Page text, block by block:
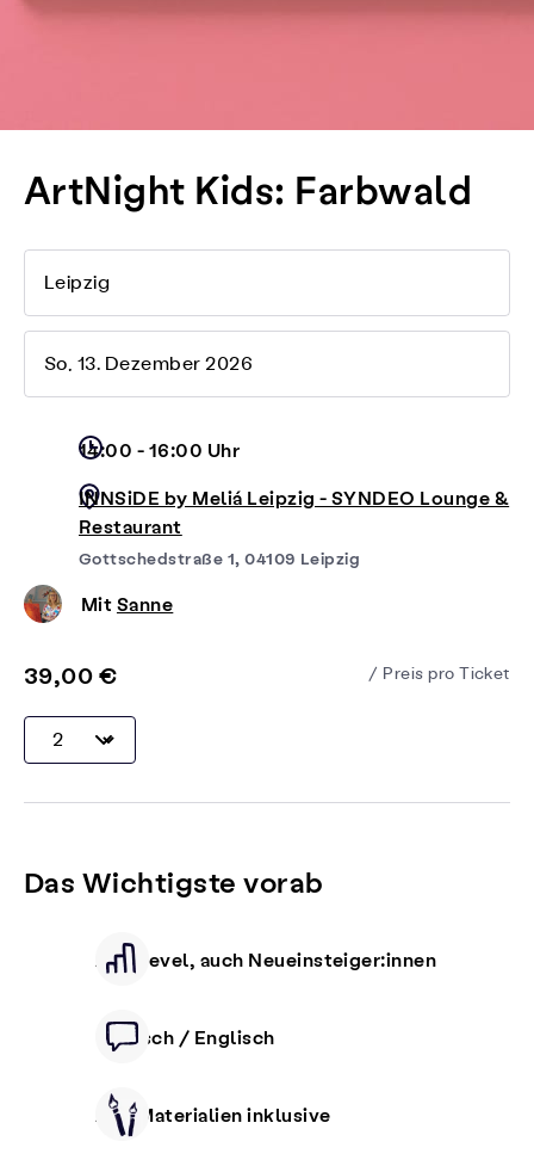
ArtNight Kids: Farbwald
Leipzig
So, 13. Dezember 2026
14:00 - 16:00 Uhr
INNSiDE by Meliá Leipzig - SYNDEO Lounge &
Restaurant
Gottschedstraße 1, 04109 Leipzig
Mit Sanne
39,00 € / Preis pro Ticket
Das Wichtigste vorab
Alle Level, auch Neueinsteiger:innen
Deutsch / Englisch
Alle Materialien inklusive